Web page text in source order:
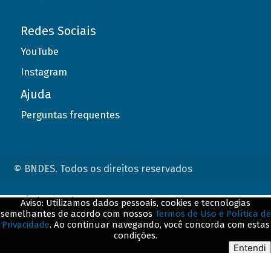
Redes Sociais
YouTube
Instagram
Ajuda
Perguntas frequentes
© BNDES. Todos os direitos reservados
Aviso: Utilizamos dados pessoais, cookies e tecnologias
semelhantes de acordo com nossos Termos de Uso e Política de
Privacidade. Ao continuar navegando, você concorda com estas
condições.
Entendi
ConteÃºdo complementar
${title}${badge}